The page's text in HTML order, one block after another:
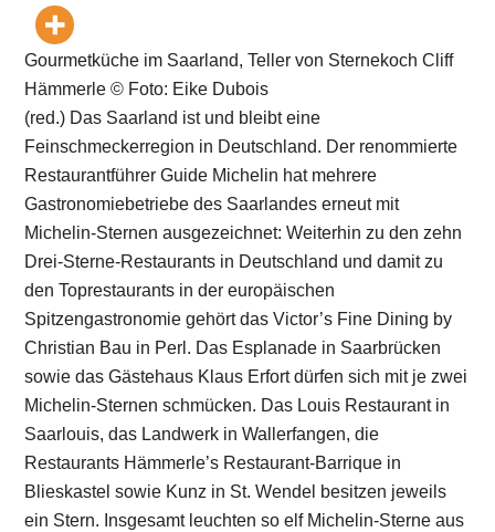
Gourmetküche im Saarland, Teller von Sternekoch Cliff
Hämmerle © Foto: Eike Dubois
(red.) Das Saarland ist und bleibt eine
Feinschmeckerregion in Deutschland. Der renommierte
Restaurantführer Guide Michelin hat mehrere
Gastronomiebetriebe des Saarlandes erneut mit
Michelin-Sternen ausgezeichnet: Weiterhin zu den zehn
Drei-Sterne-Restaurants in Deutschland und damit zu
den Toprestaurants in der europäischen
Spitzengastronomie gehört das Victor’s Fine Dining by
Christian Bau in Perl. Das Esplanade in Saarbrücken
sowie das Gästehaus Klaus Erfort dürfen sich mit je zwei
Michelin-Sternen schmücken. Das Louis Restaurant in
Saarlouis, das Landwerk in Wallerfangen, die
Restaurants Hämmerle’s Restaurant-Barrique in
Blieskastel sowie Kunz in St. Wendel besitzen jeweils
ein Stern. Insgesamt leuchten so elf Michelin-Sterne aus